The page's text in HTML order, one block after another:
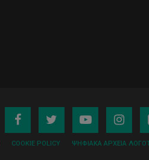
COOKIE POLICY ΨΗΦΙΑΚΆ ΑΡΧΕΊΑ